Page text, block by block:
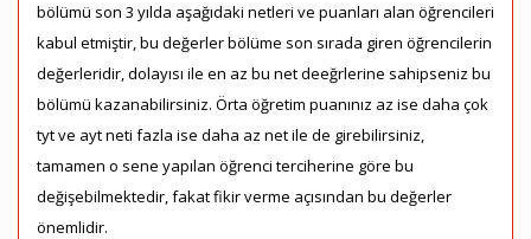
bölümü son 3 yılda aşağıdaki netleri ve puanları alan öğrencileri
kabul etmiştir, bu değerler bölüme son sırada giren öğrencilerin
değerleridir, dolayısı ile en az bu net deeğrlerine sahipseniz bu
bölümü kazanabilirsiniz. Örta öğretim puanınız az ise daha çok
tyt ve ayt neti fazla ise daha az net ile de girebilirsiniz,
tamamen o sene yapılan öğrenci terciherine göre bu
değişebilmektedir, fakat fikir verme açısından bu değerler
önemlidir.